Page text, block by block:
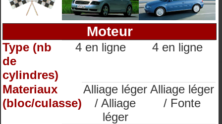
Moteur
Type (nb
de
cylindres)
4 en ligne 4 en ligne
Materiaux
(bloc/culasse)
Alliage léger
/ Alliage
léger
Alliage léger
/ Fonte